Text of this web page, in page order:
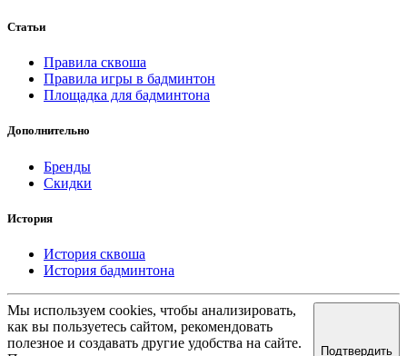
Статьи
Правила сквоша
Правила игры в бадминтон
Площадка для бадминтона
Дополнительно
Бренды
Скидки
История
История сквоша
История бадминтона
Мы используем cookies, чтобы анализировать,
как вы пользуетесь сайтом, рекомендовать
полезное и создавать другие удобства на сайте.
Подтвердить